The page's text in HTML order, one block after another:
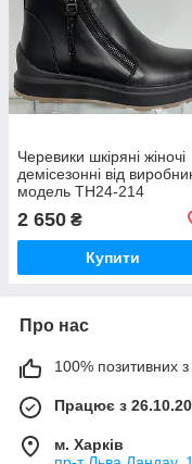
Черевики шкіряні жіночі
демісезонні від
модель ТН24-214
2 650 ₴
Купити
Про нас
100% позитивних з
Працює з
м. Харків